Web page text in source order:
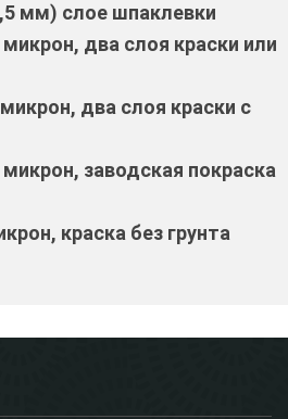
мм) слое шпаклевки
микрон, два слоя краски или
два слоя краски с
заводская покраска
краска без грунта